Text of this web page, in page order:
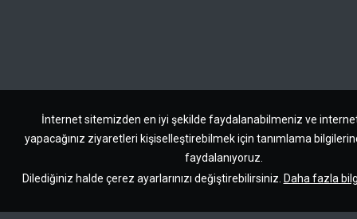
İnternet sitemizden en iyi şekilde faydalanabilmeniz ve
yapacağınız ziyaretleri kişiselleştirebilmek için tanımlama
faydalanıyoruz.
Dilediğiniz halde çerez ayarlarınızı değiştirebilirsiniz. Daha fazla